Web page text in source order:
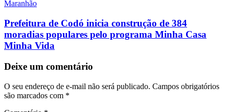
Maranhão
Prefeitura de Codó inicia construção de 384
moradias populares pelo programa Minha Casa
Minha Vida
Deixe um comentário
O seu endereço de e-mail não será publicado. Campos obrigatórios
são marcados com *